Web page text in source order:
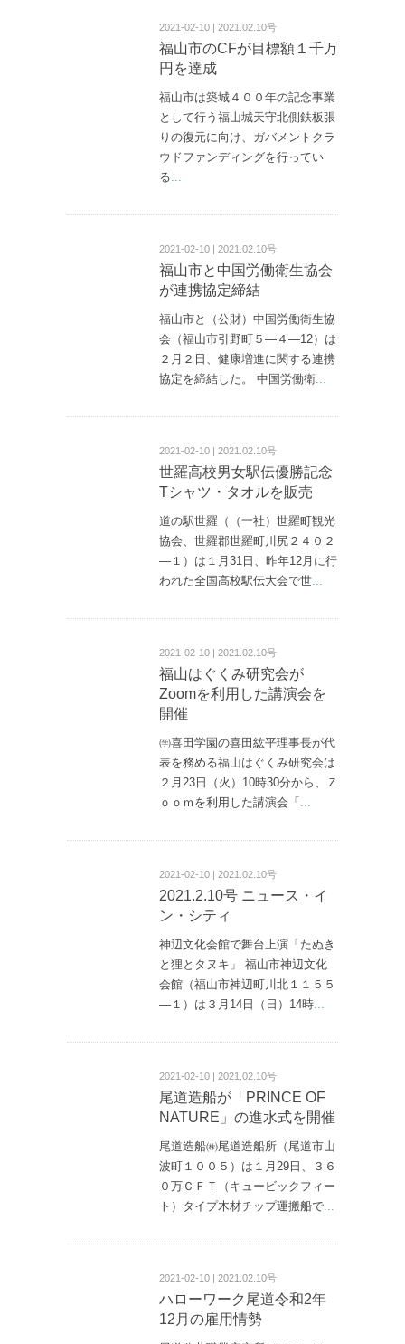
2021-02-10 | 2021.02.10号
福山市のCFが目標額１千万
円を達成
福山市は築城４００年の記念事業
として行う福山城天守北側鉄板張
りの復元に向け、ガバメントクラ
ウドファンディングを行ってい
る
2021-02-10 | 2021.02.10号
福山市と中国労働衛生協会
が連携協定締結
福山市と（公財）中国労働衛生協
会（福山市引野町５—４—12）は
２月２日、健康増進に関する連携
協定を締結した。 中国労働衛
2021-02-10 | 2021.02.10号
世羅高校男女駅伝優勝記念
Tシャツ・タオルを販売
道の駅世羅（（一社）世羅町観光
協会、世羅郡世羅町川尻２４０２
—１）は１月31日、昨年12月に行
われた全国高校駅伝大会で世
2021-02-10 | 2021.02.10号
福山はぐくみ研究会が
Zoomを利用した講演会を
開催
㈻喜田学園の喜田紘平理事長が代
表を務める福山はぐくみ研究会は
２月23日（火）10時30分から、Ｚ
ｏｏｍを利用した講演会「
2021-02-10 | 2021.02.10号
2021.2.10号 ニュース・イ
ン・シティ
神辺文化会館で舞台上演「たぬき
と狸とタヌキ」 福山市神辺文化
会館（福山市神辺町川北１１５５
—１）は３月14日（日）14時
2021-02-10 | 2021.02.10号
尾道造船が「PRINCE OF
NATURE」の進水式を開催
尾道造船㈱尾道造船所（尾道市山
波町１００５）は１月29日、３６
０万ＣＦＴ（キュービックフィー
ト）タイプ木材チップ運搬船で
2021-02-10 | 2021.02.10号
ハローワーク尾道令和2年
12月の雇用情勢